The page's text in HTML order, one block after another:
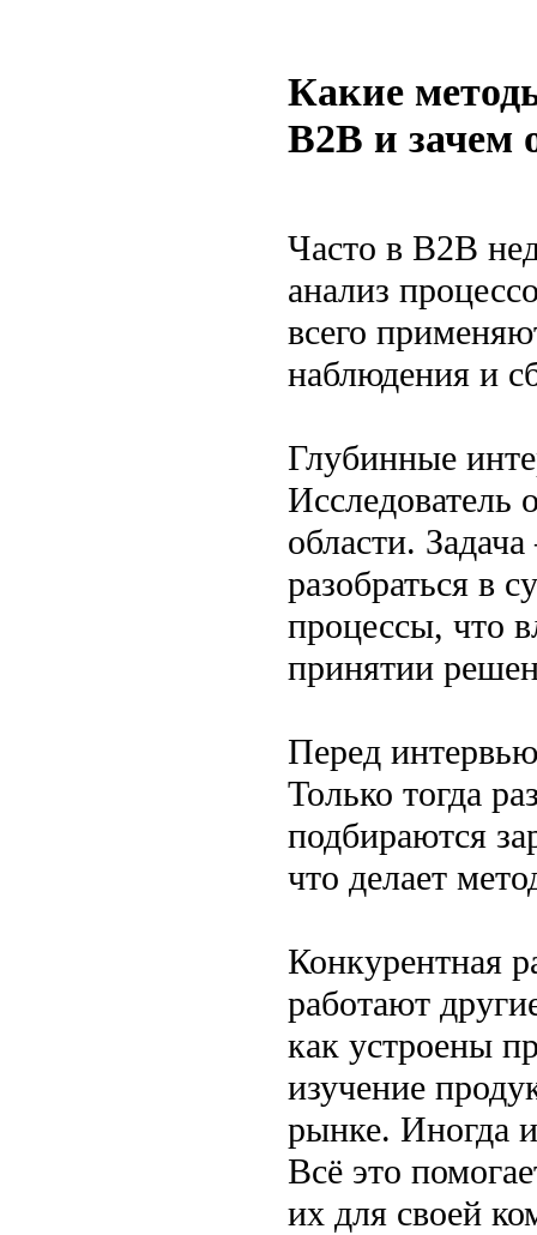
Какие
B2B и
Часто в B2B
анализ
всего
наблюдения и
Глубинные
Исследователь
области.
разобраться в
процессы, что
принятии
Перед
Только тогда
подбираются
что делает
Конкурентная
работают
как устроены
изучение
рынке. Иногда
Всё это
их для своей